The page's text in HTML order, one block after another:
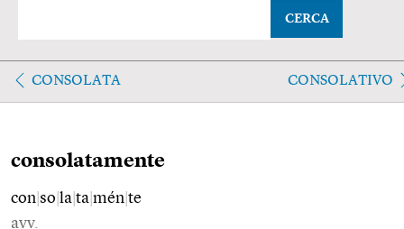
CERCA
CONSOLATA CONSOLATIVO
consolatamente
con so la ta mén te
avv.